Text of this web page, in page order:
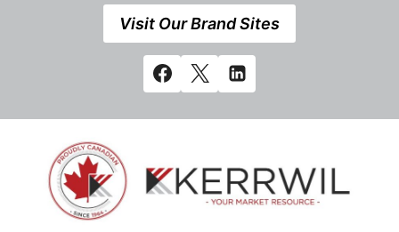
Visit Our Brand Sites